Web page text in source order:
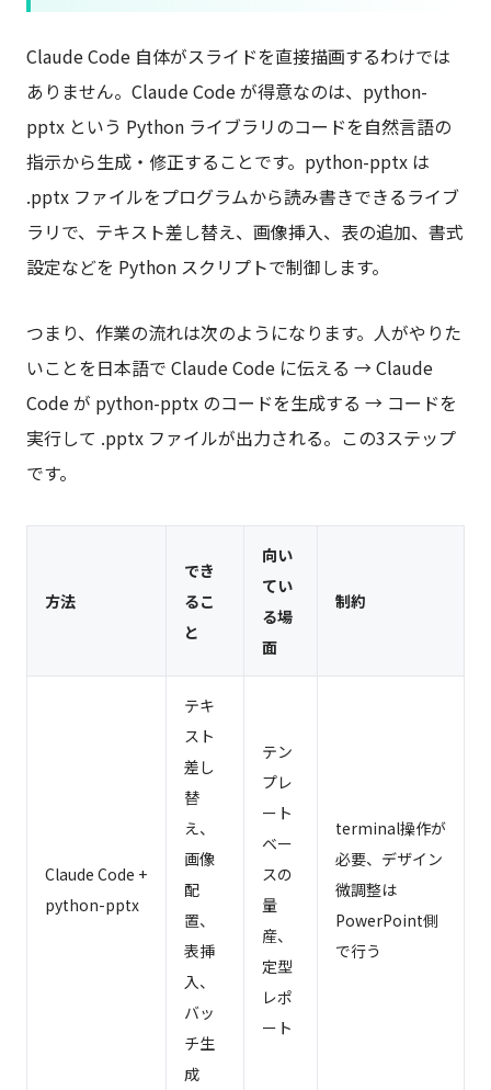
Claude Code 自体がスライドを直接描画するわけでは
ありません。Claude Code が得意なのは、python-
pptx という Python ライブラリのコードを自然言語の
指示から生成・修正することです。python-pptx は
.pptx ファイルをプログラムから読み書きできるライブ
ラリで、テキスト差し替え、画像挿入、表の追加、書式
設定などを Python スクリプトで制御します。
つまり、作業の流れは次のようになります。人がやりた
いことを日本語で Claude Code に伝える → Claude
Code が python-pptx のコードを生成する → コードを
実行して .pptx ファイルが出力される。この3ステップ
です。
方法
でき
るこ
と
向い
てい
る場
面
制約
Claude Code +
python-pptx
テキ
スト
差し
替
え、
画像
配
置、
表挿
入、
バッ
チ生
成
テン
プレ
ート
ベー
スの
量
産、
定型
レポ
ート
terminal操作が
必要、デザイン
微調整は
PowerPoint側
で行う